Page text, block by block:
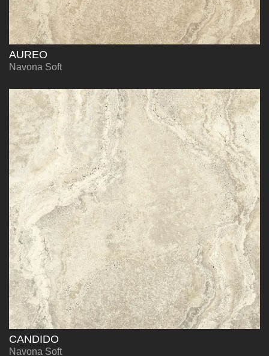
AUREO
Navona Soft
CANDIDO
Navona Soft